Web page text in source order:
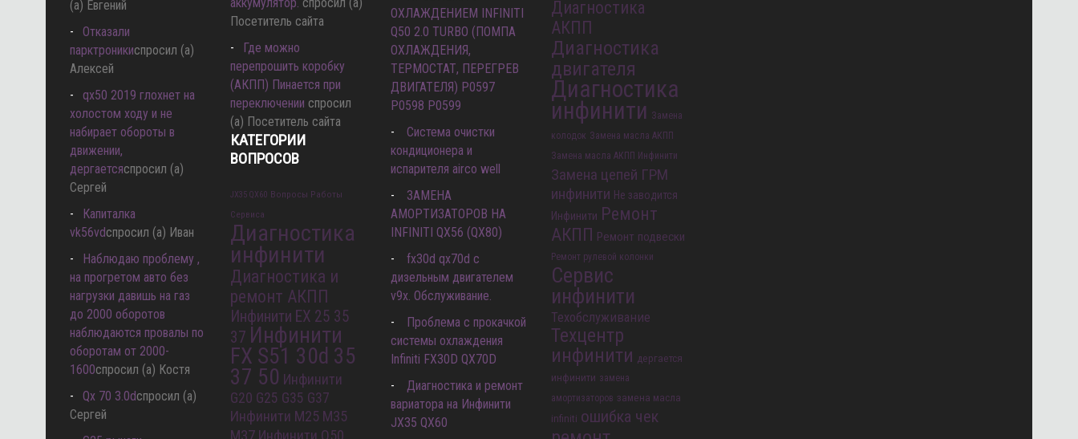
(а) Евгений
Отказали
парктроникиспросил (а)
Алексей
qx50 2019 глохнет на
холостом ходу и не
набирает обороты в
движении,
дергаетсяспросил (а)
Сергей
Капиталка
vk56vdспросил (а) Иван
Наблюдаю проблему ,
на прогретом авто без
нагрузки давишь на газ
до 2000 оборотов
наблюдаются провалы по
оборотам от 2000-
1600спросил (а) Костя
Qx 70 3.0dспросил (а)
Сергей
аккумулятор. спросил (а)
Посетитель сайта
Где можно
перепрошить коробку
(АКПП) Пинается при
переключении спросил
(а) Посетитель сайта
КАТЕГОРИИ
ВОПРОСОВ
JX35 QX60 Вопросы Работы
Сервиса
Диагностика
инфинити
Диагностика и
ремонт АКПП
Инфинити EX 25 35
37 Инфинити
FX S51 30d 35
37 50 Инфинити
G20 G25 G35 G37
Инфинити M25 M35
ОХЛАЖДЕНИЕМ INFINITI
Q50 2.0 TURBO (ПОМПА
ОХЛАЖДЕНИЯ,
ТЕРМОСТАТ, ПЕРЕГРЕВ
ДВИГАТЕЛЯ) P0597
P0598 P0599
Система очистки
кондиционера и
испарителя airco well
ЗАМЕНА
АМОРТИЗАТОРОВ НА
INFINITI QX56 (QX80)
fx30d qx70d с
дизельным двигателем
v9x. Обслуживание.
Проблема с прокачкой
системы охлаждения
Infiniti FX30D QX70D
Диагностика и ремонт
вариатора на Инфинити
JX35 QX60
Диагностика
АКПП
Диагностика
двигателя
Диагностика
инфинити Замена
колодок Замена масла АКПП
Замена масла АКПП Инфинити
Замена цепей ГРМ
инфинити Не заводится
Инфинити Ремонт
АКПП Ремонт подвески
Ремонт рулевой колонки
Сервис
инфинити
Техобслуживание
Техцентр
инфинити дергается
инфинити замена
амортизаторов замена масла
infiniti ошибка чек